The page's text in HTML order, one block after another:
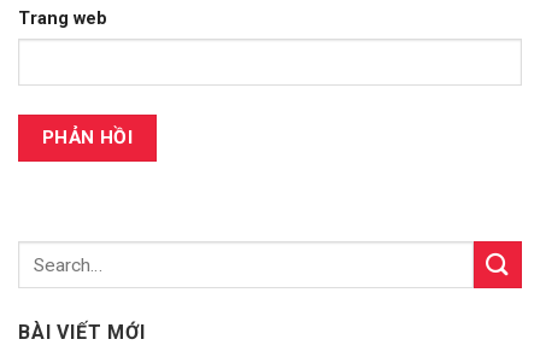
Trang web
BÀI VIẾT MỚI